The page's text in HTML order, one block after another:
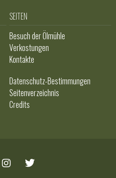
SEITEN
Besuch der Ölmühle
Verkostungen
Kontakte
Datenschutz-Bestimmungen
Seitenverzeichnis
Credits